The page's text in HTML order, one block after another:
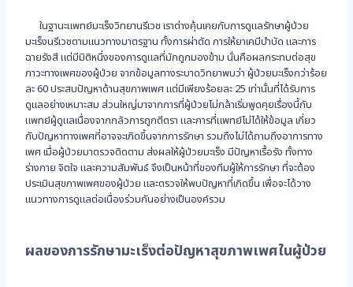
ในฐานะแพทย์มะเร็งวิทยานรีเวช เราต่างคุ้นเคยกับการดูแลรักษาผู้ป่วย
มะเร็งนรีเวชตามแนวทางมาตรฐาน ทั้งการผ่าตัด การให้ยาเคมีบำบัด และการ
ฉายรังสี แต่มีมิติหนึ่งของการดูแลที่มักถูกมองข้าม นั่นคือผลกระทบต่อสุข
ภาวะทางเพศของผู้ป่วย จากข้อมูลทางระบาดวิทยาพบว่า ผู้ป่วยมะเร็งกว่าร้อย
ละ 60 ประสบปัญหาด้านสุขภาพเพศ แต่มีเพียงร้อยละ 25 เท่านั้นที่ได้รับการ
ดูแลอย่างเหมาะสม ส่วนใหญ่มาจากการที่ผู้ป่วยไม่กล้าเริ่มพูดคุยเรื่องนี้กับ
แพทย์ผู้ดูแลเนื่องจากกลัวการถูกตีตรา และการที่แพทย์ไม่ได้ให้ข้อมูล เกี่ยว
กับปัญหาทางเพศที่อาจจะเกิดขึ้นจากการรักษา รวมถึงไม่ได้ถามถึงอาการทาง
เพศ เมื่อผู้ป่วยมาตรวจติดตาม ส่งผลให้ผู้ป่วยมะเร็ง มีปัญหาเรื้อรัง ทั้งทาง
ร่างกาย จิตใจ และความสัมพันธ์ จึงเป็นหน้าที่ของทีมผู้ให้การรักษา ที่จะต้อง
ประเมินสุขภาพเพศของผู้ป่วย และตรวจให้พบปัญหาที่เกิดขึ้น เพื่อจะได้วาง
แนวทางการดูแลต่อเนื่องร่วมกันอย่างเป็นองค์รวม
ผลของการรักษามะเร็งต่อปัญหาสุขภาพเพศในผู้ป่วย